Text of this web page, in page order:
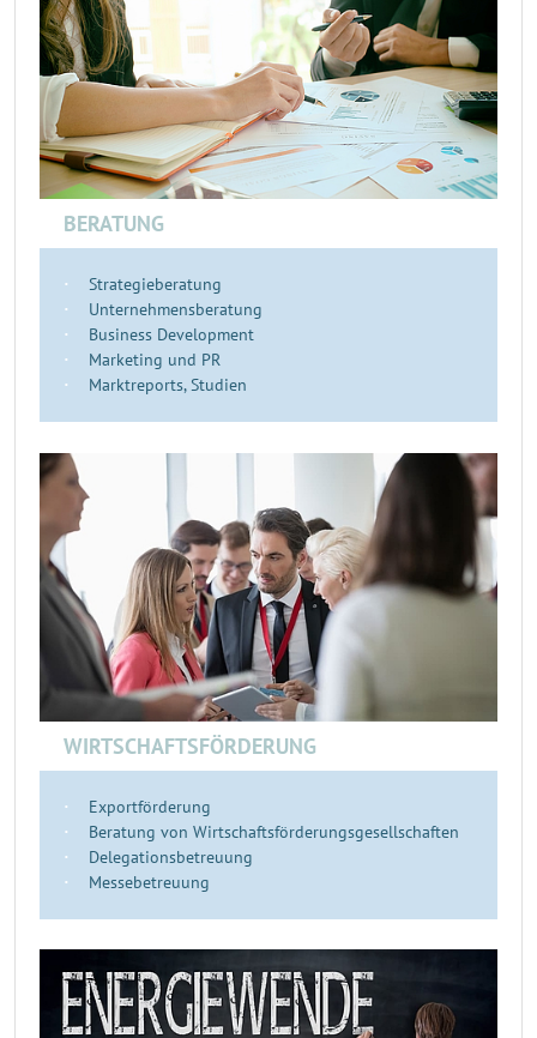
BERATUNG
Strategieberatung
Unternehmensberatung
Business Development
Marketing und PR
Marktreports, Studien
WIRTSCHAFTSFÖRDERUNG
Exportförderung
Beratung von Wirtschaftsförderungsgesellschaften
Delegationsbetreuung
Messebetreuung